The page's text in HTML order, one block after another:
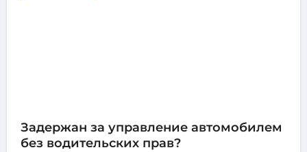
Задержан за управление автомобилем
без водительских прав?